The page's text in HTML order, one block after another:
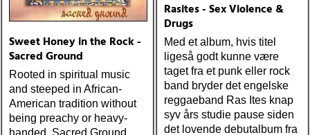
Sweet Honey in the Rock -
Sacred Ground
Rooted in spiritual music
and steeped in African-
American tradition without
being preachy or heavy-
handed, Sacred Ground
Rasites - Sex Violence &
Drugs
Med et album, hvis titel
ligeså godt kunne være
taget fra et punk eller rock
band bryder det engelske
reggaeband Ras Ites knap
syv års studie pause siden
det lovende debutalbum fra